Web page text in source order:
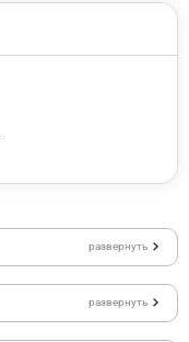
развернуть
развернуть